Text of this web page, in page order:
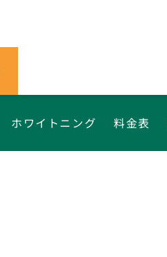
ホワイトニング 料金表